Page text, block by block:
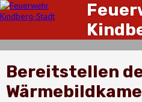
Bereitstellen